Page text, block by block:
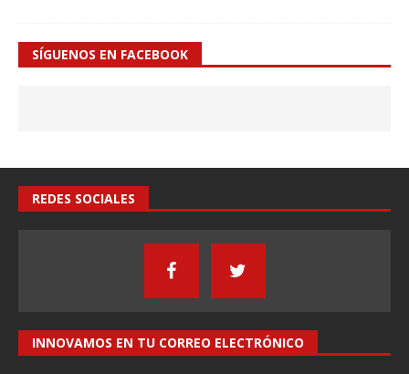
SÍGUENOS EN FACEBOOK
REDES SOCIALES
INNOVAMOS EN TU CORREO ELECTRÓNICO